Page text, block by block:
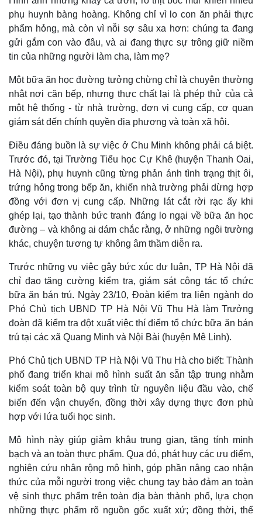
Pháp luật
Quân sự - Quốc phòng
phụ huynh bàng hoàng. Không chỉ vì lo con ăn phải thực
phẩm hỏng, mà còn vì nỗi sợ sâu xa hơn: chúng ta đang
gửi gắm con vào đâu, và ai đang thực sự trông giữ niềm
tin của những người làm cha, làm mẹ?
Một bữa ăn học đường tưởng chừng chỉ là chuyện thường
nhật nơi căn bếp, nhưng thực chất lại là phép thử của cả
một hệ thống - từ nhà trường, đơn vị cung cấp, cơ quan
giám sát đến chính quyền địa phương và toàn xã hội.
Điều đáng buồn là sự việc ở Chu Minh không phải cá biệt.
Trước đó, tại Trường Tiểu học Cự Khê (huyện Thanh Oai,
Hà Nội), phụ huynh cũng từng phản ánh tình trạng thịt ôi,
trứng hỏng trong bếp ăn, khiến nhà trường phải dừng hợp
đồng với đơn vị cung cấp. Những lát cắt rời rạc ấy khi
ghép lại, tạo thành bức tranh đáng lo ngại về bữa ăn học
đường – và không ai dám chắc rằng, ở những ngôi trường
khác, chuyện tương tự không âm thầm diễn ra.
Trước những vụ việc gây bức xúc dư luận, TP Hà Nội đã
chỉ đạo tăng cường kiểm tra, giám sát công tác tổ chức
bữa ăn bán trú. Ngày 23/10, Đoàn kiểm tra liên ngành do
Phó Chủ tịch UBND TP Hà Nội Vũ Thu Hà làm Trưởng
đoàn đã kiểm tra đột xuất việc thí điểm tổ chức bữa ăn bán
trú tại các xã Quang Minh và Nội Bài (huyện Mê Linh).
Phó Chủ tịch UBND TP Hà Nội Vũ Thu Hà cho biết: Thành
phố đang triển khai mô hình suất ăn sẵn tập trung nhằm
kiểm soát toàn bộ quy trình từ nguyên liệu đầu vào, chế
biến đến vận chuyển, đồng thời xây dựng thực đơn phù
hợp với lứa tuổi học sinh.
Mô hình này giúp giảm khâu trung gian, tăng tính minh
bạch và an toàn thực phẩm. Qua đó, phát huy các ưu điểm,
nghiên cứu nhân rộng mô hình, góp phần nâng cao nhận
thức của mỗi người trong việc chung tay bảo đảm an toàn
vệ sinh thực phẩm trên toàn địa bàn thành phố, lựa chọn
những thực phẩm rõ nguồn gốc xuất xứ; đồng thời, thể